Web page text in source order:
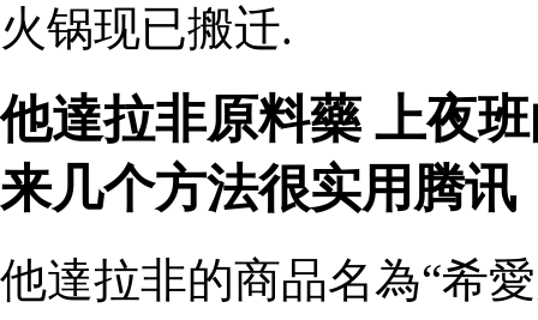
火锅现已搬迁.
他達拉非原料藥 上夜
来几个方法很实用腾讯
他達拉非的商品名為“希